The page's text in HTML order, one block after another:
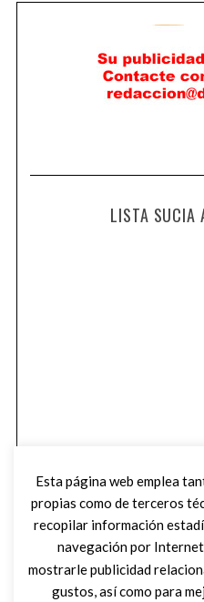
LISTA SUCIA
Esta página web emplea
propias como de terceros
recopilar información
navegación por
mostrarle publicidad
gustos, así como para